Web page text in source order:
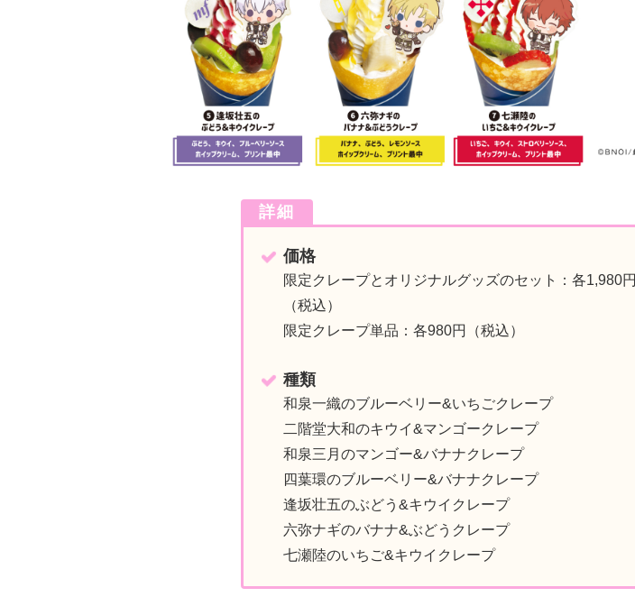
詳細
価格
限定クレープとオリジナルグッズのセット：各1,980円
（税込）
限定クレープ単品：各980円（税込）
種類
和泉一織のブルーベリー&いちごクレープ
二階堂大和のキウイ&マンゴークレープ
和泉三月のマンゴー&バナナクレープ
四葉環のブルーベリー&バナナクレープ
逢坂壮五のぶどう&キウイクレープ
六弥ナギのバナナ&ぶどうクレープ
七瀬陸のいちご&キウイクレープ